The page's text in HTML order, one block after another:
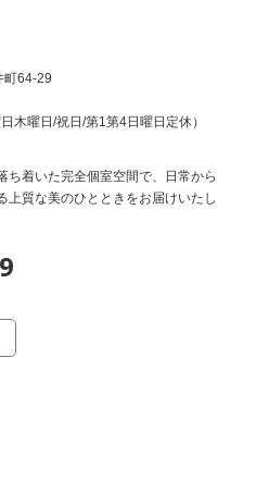
町64-29
木曜日/祝日/第1第4日曜日定休）
ち着いた完全個室空間で、日常から
上質な美のひとときをお届けいたし